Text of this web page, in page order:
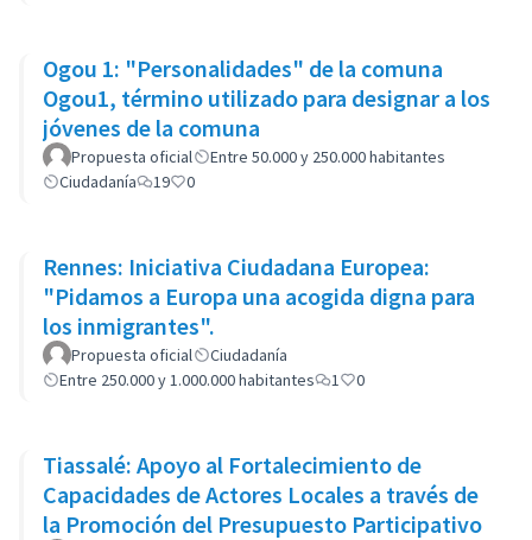
Ogou 1: "Personalidades" de la comuna
Ogou1, término utilizado para designar a los
jóvenes de la comuna
Propuesta oficial
Entre 50.000 y 250.000 habitantes
Ciudadanía
19 0
Rennes: Iniciativa Ciudadana Europea:
"Pidamos a Europa una acogida digna para
los inmigrantes".
Propuesta oficial
Ciudadanía
Entre 250.000 y 1.000.000 habitantes
1 0
Tiassalé: Apoyo al Fortalecimiento de
Capacidades de Actores Locales a través de
la Promoción del Presupuesto Participativo